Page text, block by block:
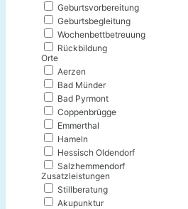
Geburtsvorbereitung
Geburtsbegleitung
Wochenbettbetreuung
Rückbildung
Orte
Aerzen
Bad Münder
Bad Pyrmont
Coppenbrügge
Emmerthal
Hameln
Hessisch Oldendorf
Salzhemmendorf
Zusatzleistungen
Stillberatung
Akupunktur